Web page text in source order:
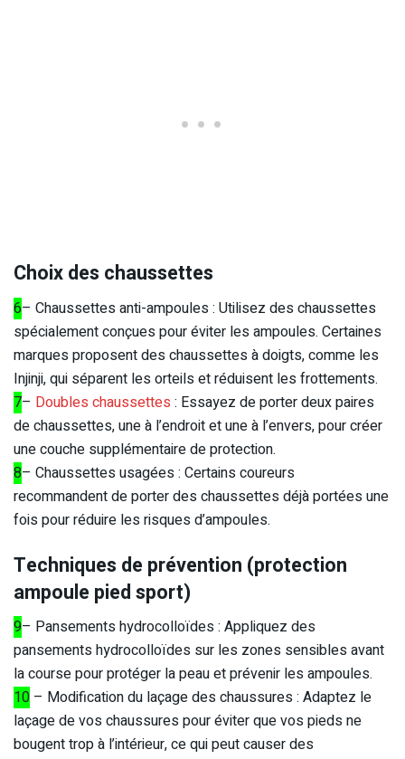
Choix des chaussettes
6– Chaussettes anti-ampoules : Utilisez des chaussettes
spécialement conçues pour éviter les ampoules. Certaines
marques proposent des chaussettes à doigts, comme les
Injinji, qui séparent les orteils et réduisent les frottements.
7– Doubles chaussettes : Essayez de porter deux paires
de chaussettes, une à l’endroit et une à l’envers, pour créer
une couche supplémentaire de protection.
8– Chaussettes usagées : Certains coureurs
recommandent de porter des chaussettes déjà portées une
fois pour réduire les risques d’ampoules.
Techniques de prévention (protection
ampoule pied sport)
9– Pansements hydrocolloïdes : Appliquez des
pansements hydrocolloïdes sur les zones sensibles avant
la course pour protéger la peau et prévenir les ampoules.
10 – Modification du laçage des chaussures : Adaptez le
laçage de vos chaussures pour éviter que vos pieds ne
bougent trop à l’intérieur, ce qui peut causer des